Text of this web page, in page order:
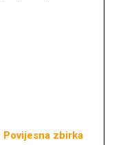
Povijesna zbirka